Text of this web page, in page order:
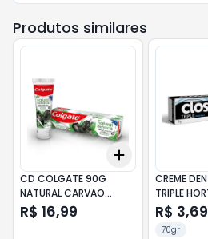
Produtos similares
Add
CD COLGATE 90G
NATURAL CARVAO
ATIVADO
R$ 16,99
CREME
TRIPLE
70G
R$ 3,69
70gr